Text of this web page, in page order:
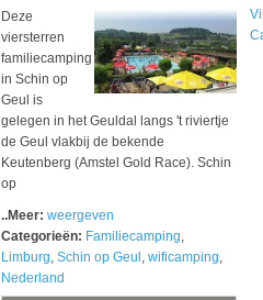
Deze
viersterren
familiecamping
in Schin op
Geul is
gelegen in het Geuldal langs 't riviertje
de Geul vlakbij de bekende
Keutenberg (Amstel Gold Race). Schin
op
..Meer: weergeven
Categorieën: Familiecamping,
Limburg, Schin op Geul , wificamping,
Nederland